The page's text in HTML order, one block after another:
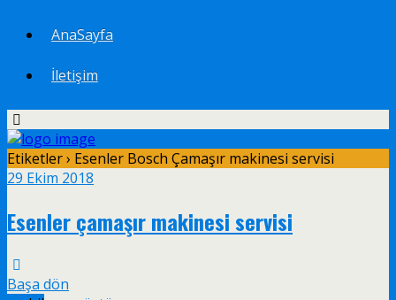
AnaSayfa
İletişim
Etiketler › Esenler Bosch Çamaşır makinesi servisi
29 Ekim 2018
Esenler çamaşır makinesi servisi
Başa dön